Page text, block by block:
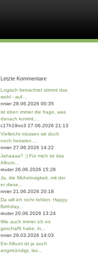
Letzte Kommentare
Logisch betrachtet stimmt das
wohl - auf...
nnier 28.06.2026 00:35
ist eben immer die frage, was
danach kommt....
c17h19no3 27.06.2026 21:13
Vielleicht müssen wir doch
noch heiraten....
nnier 27.06.2026 14:22
Jahaaaa? :) Für mich ist das
Album...
reuter 26.06.2026 15:28
Ja, die Mühelosigkeit, mit der
er diese...
nnier 21.06.2026 20:18
Da will ich nicht fehlen: Happy
Birthday...
reuter 20.06.2026 13:24
Wie auch immer ich es
geschafft habe, in...
nnier 29.03.2026 14:03
Ein Album ist ja auch
angekündigt, las...